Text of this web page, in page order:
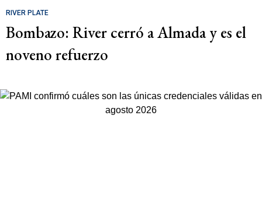
RIVER PLATE
Bombazo: River cerró a Almada y es el
noveno refuerzo